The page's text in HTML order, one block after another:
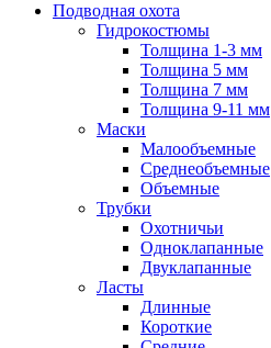
Подводная охота
Гидрокостюмы
Толщина 1-3 мм
Толщина 5 мм
Толщина 7 мм
Толщина 9-11 мм
Маски
Малообъемные
Среднеобъемные
Объемные
Трубки
Охотничьи
Одноклапанные
Двуклапанные
Ласты
Длинные
Короткие